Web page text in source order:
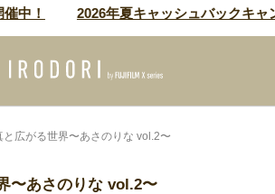
2026年夏キャッシュバックキャンペーン
と広がる世界〜あさのりな vol.2〜
〜あさのりな vol.2〜